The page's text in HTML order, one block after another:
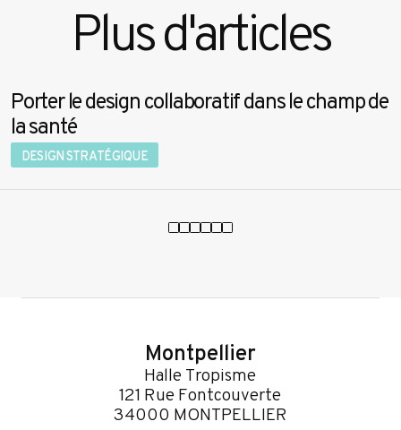
Plus d'articles
Porter le design collaboratif dans le champ de
la santé
DESIGN STRATÉGIQUE
Montpellier
Halle Tropisme
121 Rue Fontcouverte
34000 MONTPELLIER